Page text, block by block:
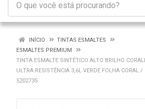
INÍCIO
TINTAS ESMALTES
ESMALTES PREMIUM
TINTA ESMALTE SINTÉTICO ALTO BRILHO
ULTRA RESISTÊNCIA 3,6L VERDE FOLHA CORAL /
5202735